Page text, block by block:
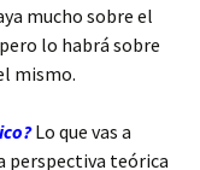
mucho sobre el
lo habrá sobre
mismo.
Lo que vas a
perspectiva teórica